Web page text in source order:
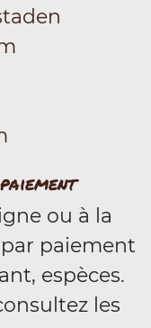
ou à la
par paiement
espèces.
les